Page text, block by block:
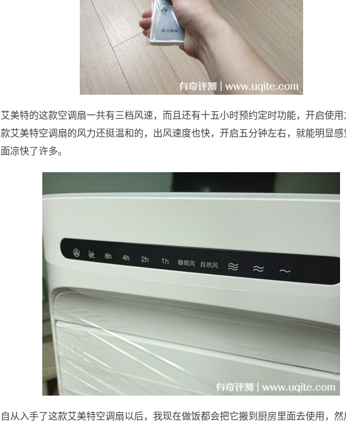
艾美特的这款空调扇一共有三档风速，而且还有十五小时预约定时功能，开启使用
款艾美特空调扇的风力还挺温和的，出风速度也快，开启五分钟左右，就能明显感
面凉快了许多。
自从入手了这款艾美特空调扇以后，我现在做饭都会把它搬到厨房里面去使用，然